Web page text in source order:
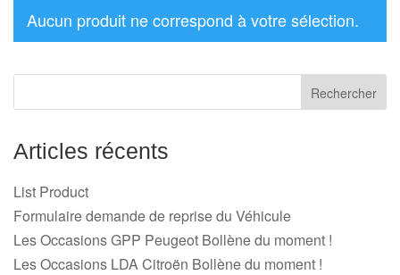
Aucun produit ne correspond à votre sélection.
Articles récents
List Product
Formulaire demande de reprise du Véhicule
Les Occasions GPP Peugeot Bollène du moment !
Les Occasions LDA Citroën Bollène du moment !